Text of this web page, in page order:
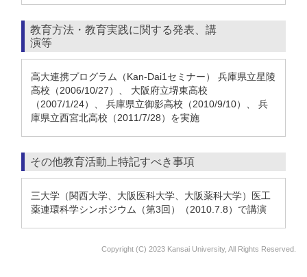
教育方法・教育実践に関する発表、講
演等
高大連携プログラム（Kan-Dai1セミナー） 兵庫県立星陵
高校（2006/10/27）、 大阪府立堺東高校
（2007/1/24）、 兵庫県立御影高校（2010/9/10）、 兵
庫県立西宮北高校（2011/7/28）を実施
その他教育活動上特記すべき事項
三大学（関西大学、大阪医科大学、大阪薬科大学）医工
薬連環科学シンポジウム（第3回）（2010.7.8）で講演
Copyright (C) 2023 Kansai University, All Rights Reserved.